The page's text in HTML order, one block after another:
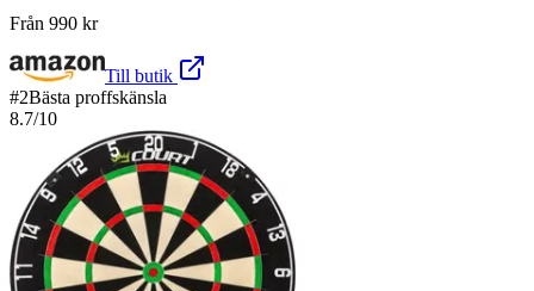
Från 990 kr
Till butik
#2Bästa proffskänsla
8.7/10